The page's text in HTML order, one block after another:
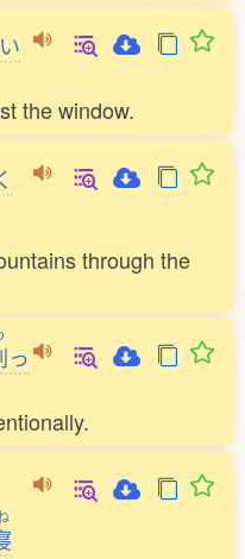
the window.
through the
っ